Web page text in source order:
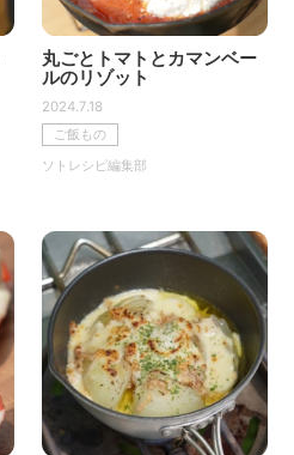
丸ごとトマトとカマンベー
ルのリゾット
2024.7.18
ご飯もの
ソトレシピ編集部